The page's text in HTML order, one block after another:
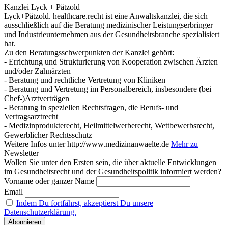
Kanzlei Lyck + Pätzold
Lyck+Pätzold. healthcare.recht ist eine Anwaltskanzlei, die sich
ausschließlich auf die Beratung medizinischer Leistungserbringer
und Industrieunternehmen aus der Gesundheitsbranche spezialisiert
hat.
Zu den Beratungsschwerpunkten der Kanzlei gehört:
- Errichtung und Strukturierung von Kooperation zwischen Ärzten
und/oder Zahnärzten
- Beratung und rechtliche Vertretung von Kliniken
- Beratung und Vertretung im Personalbereich, insbesondere (bei
Chef-)Arztverträgen
- Beratung in speziellen Rechtsfragen, die Berufs- und
Vertragsarztrecht
- Medizinprodukterecht, Heilmittelwerberecht, Wettbewerbsrecht,
Gewerblicher Rechtsschutz
Weitere Infos unter http://www.medizinanwaelte.de Mehr zu
Newsletter
Wollen Sie unter den Ersten sein, die über aktuelle Entwicklungen
im Gesundheitsrecht und der Gesundheitspolitik informiert werden?
Vorname oder ganzer Name
Email
Indem Du fortfährst, akzeptierst Du unsere
Datenschutzerklärung.